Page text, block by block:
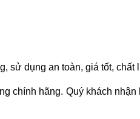
sử dụng an toàn, giá tốt, chất
chính hãng. Quý khách